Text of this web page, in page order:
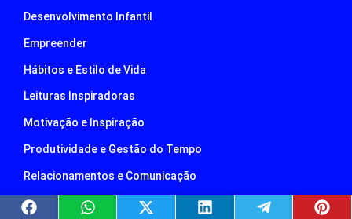
Desenvolvimento Infantil
Empreender
Hábitos e Estilo de Vida
Leituras Inspiradoras
Motivação e Inspiração
Produtividade e Gestão do Tempo
Relacionamentos e Comunicação